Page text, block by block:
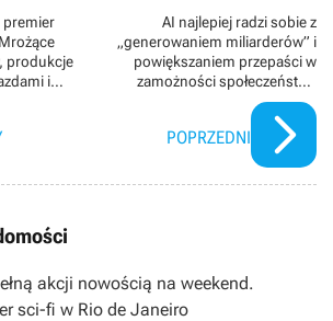
premier
produkcje
i
AI najlepiej radzi sobie z
„generowaniem miliarderów” i
powiększaniem przepaści w
zamożności społeczeństwa
według badań
POPRZEDNI
akcji nowością na weekend.
sci-fi w Rio de Janeiro